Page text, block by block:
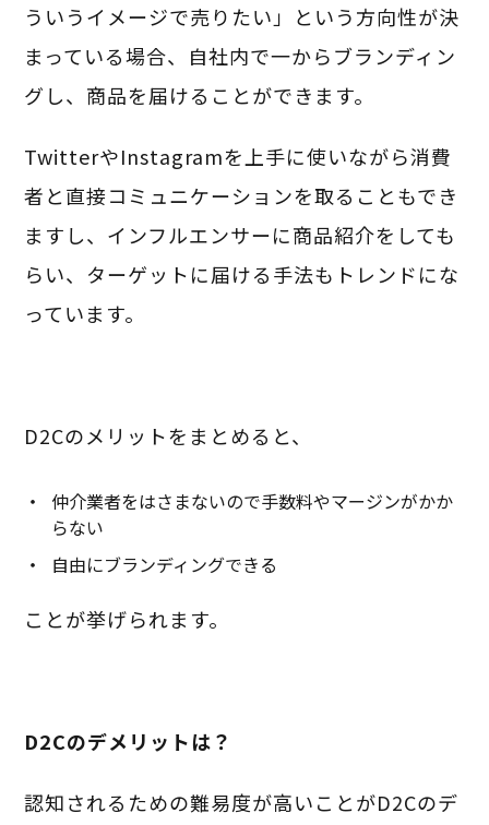
ういうイメージで売りたい」という方向性が決
まっている場合、自社内で一からブランディン
グし、商品を届けることができます。
TwitterやInstagramを上手に使いながら消費
者と直接コミュニケーションを取ることもでき
ますし、インフルエンサーに商品紹介をしても
らい、ターゲットに届ける手法もトレンドにな
っています。
D2Cのメリットをまとめると、
仲介業者をはさまないので手数料やマージンがかか
らない
自由にブランディングできる
ことが挙げられます。
D2Cのデメリットは？
認知されるための難易度が高いことがD2Cのデ